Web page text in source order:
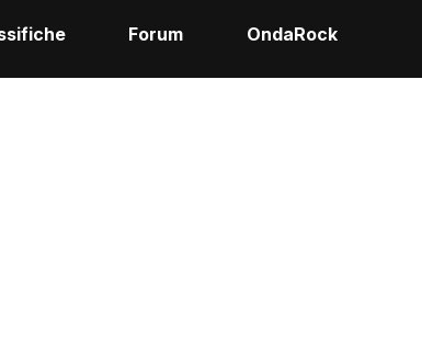
Forum OndaRock